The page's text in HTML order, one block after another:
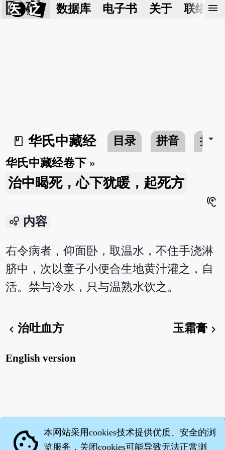
医 砭 数据库 电子书 关于 联络我
menu
book_2
华氏中藏经 目录 拼音 搜寻
arrow_drop_down
华氏中藏经卷下 »
治中暍死，心下犹暖，起死方
hearing
bubble_chart 内容
右令病者，仰面卧，取温水，不住手浇淋
脐中，次以童子小便合生地黄汁灌之，自
活。禁与冷水，只与温熟水饮之。
chevron_left治吐血方 玉霜膏chevron_right
English version
cookie 本网站采用cookies技术提供优质、安全的浏
览服务，关闭cookies可能导致无法正常浏